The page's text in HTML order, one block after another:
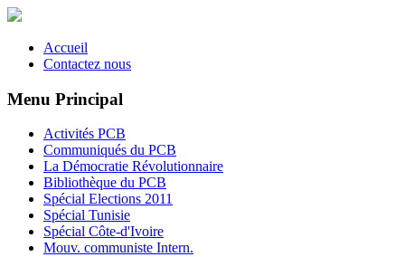
Accueil
Contactez nous
Menu Principal
Activités PCB
Communiqués du PCB
La Démocratie Révolutionnaire
Bibliothèque du PCB
Spécial Elections 2011
Spécial Tunisie
Spécial Côte-d'Ivoire
Mouv. communiste Intern.